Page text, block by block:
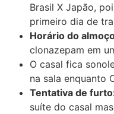
Brasil X Japão,
primeiro dia de
Horário do
clonazepam em
O casal fica
na sala enquanto
Tentativa de
suíte do casal